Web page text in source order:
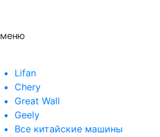
меню
Lifan
Chery
Great Wall
Geely
Все китайские машины